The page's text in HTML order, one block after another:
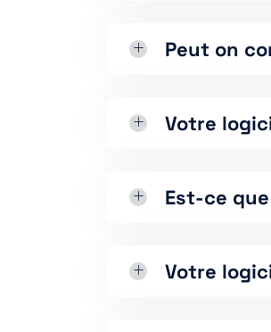
Peut on
Votre
Est-ce
Votre